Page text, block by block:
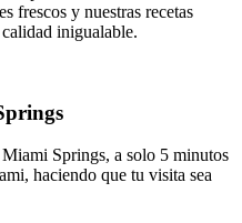
frescos y nuestras recetas
inigualable.
Springs, a solo 5 minutos
haciendo que tu visita sea